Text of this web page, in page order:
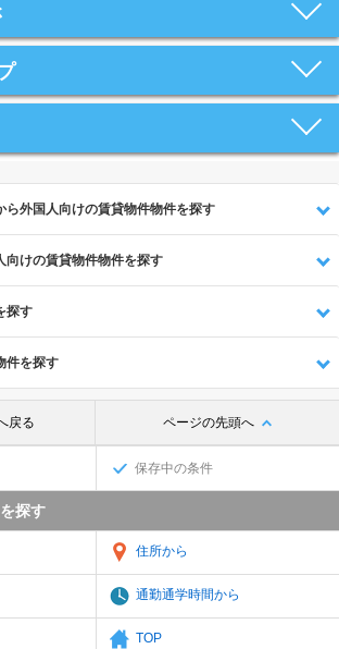
ら外国人向けの賃貸物件物件を探す
向けの賃貸物件物件を探す
探す
件を探す
戻る ページの先頭へ
保存中の条件
探す
住所から
通勤通学時間から
TOP